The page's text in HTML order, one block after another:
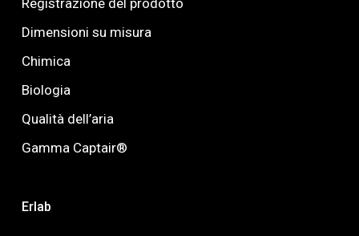
Registrazione del prodotto
Dimensioni su misura
Chimica
Biologia
Qualità dell’aria
Gamma Captair®
Erlab